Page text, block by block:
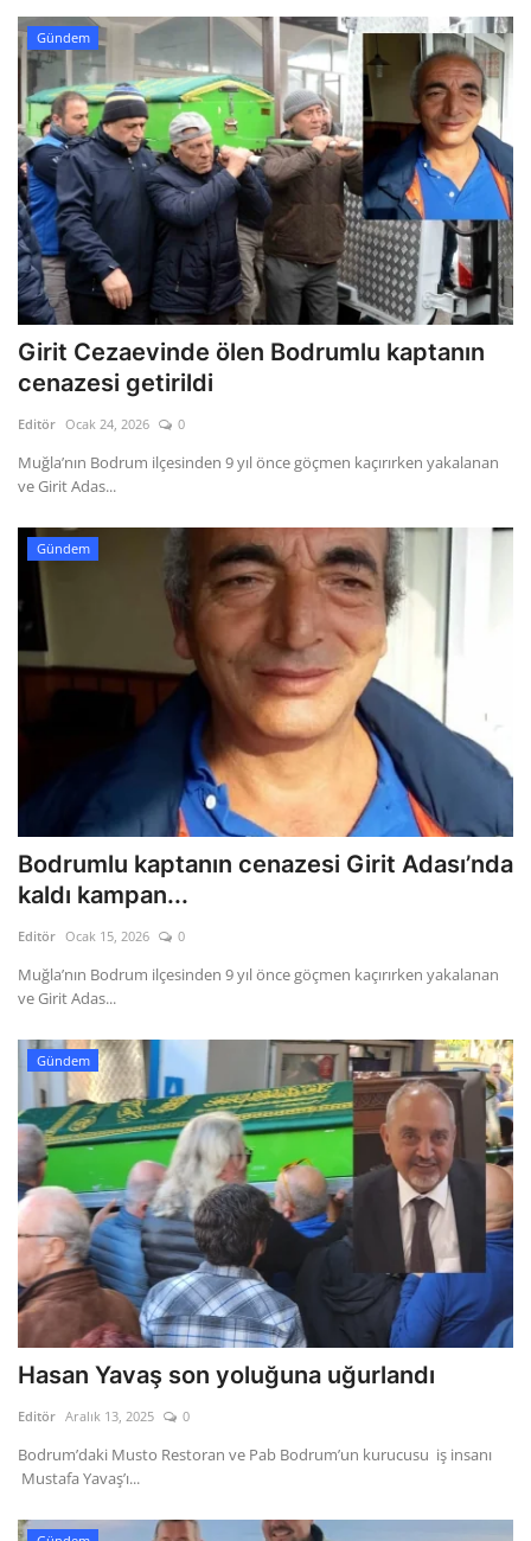
Gündem
Girit Cezaevinde ölen Bodrumlu kaptanın
cenazesi getirildi
Editör Ocak 24, 2026 0
Muğla’nın Bodrum ilçesinden 9 yıl önce göçmen kaçırırken yakalanan
ve Girit Adas...
Gündem
Bodrumlu kaptanın cenazesi Girit Adası’nda
kaldı kampan...
Editör Ocak 15, 2026 0
Muğla’nın Bodrum ilçesinden 9 yıl önce göçmen kaçırırken yakalanan
ve Girit Adas...
Gündem
Hasan Yavaş son yoluğuna uğurlandı
Editör Aralık 13, 2025 0
Bodrum’daki Musto Restoran ve Pab Bodrum’un kurucusu iş insanı
Mustafa Yavaş’ı...